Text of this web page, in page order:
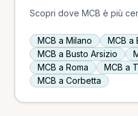
Scopri dove MCB è più
MCB a Milano
MCB a
MCB a Busto Arsizio
MCB a Roma
MCB a
MCB a Corbetta